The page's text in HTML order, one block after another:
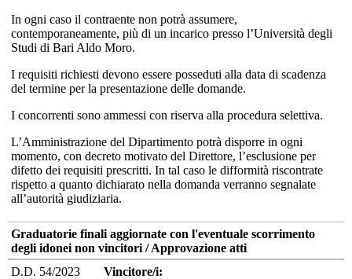
In ogni caso il contraente non potrà assumere,
contemporaneamente, più di un incarico presso l’Università degli
Studi di Bari Aldo Moro.
I requisiti richiesti devono essere posseduti alla data di scadenza
del termine per la presentazione delle domande.
I concorrenti sono ammessi con riserva alla procedura selettiva.
L’Amministrazione del Dipartimento potrà disporre in ogni
momento, con decreto motivato del Direttore, l’esclusione per
difetto dei requisiti prescritti. In tal caso le difformità riscontrate
rispetto a quanto dichiarato nella domanda verranno segnalate
all’autorità giudiziaria.
Graduatorie finali aggiornate con l'eventuale scorrimento
degli idonei non vincitori / Approvazione atti
D.D. 54/2023
Vincitore/i: